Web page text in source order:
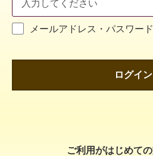
メールアドレス・パスワー
ログイン
ご利用がはじめて